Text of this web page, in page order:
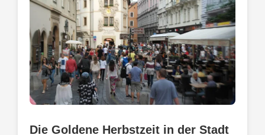
Die Goldene Herbstzeit in der Stadt